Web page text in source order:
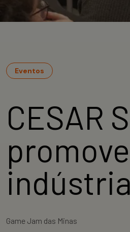
Eventos
CESAR
Game Jam das Minas